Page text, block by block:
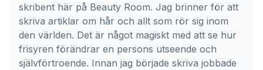
skribent här på Beauty Room. Jag brinner för att
skriva artiklar om hår och allt som rör sig inom
den världen. Det är något magiskt med att se hur
frisyren förändrar en persons utseende och
självförtroende. Innan jag började skriva jobbade